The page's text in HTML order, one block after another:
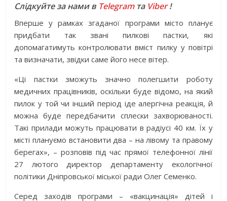
Слідкуйте за нами в Telegramта Viber!
Вперше у рамках згаданої програми місто планує
придбати так звані пилкові пастки, які
допомагатимуть контролювати вміст пилку у повітрі
та визначати, звідки саме його несе вітер.
«Ці пастки зможуть значно полегшити роботу
медичних працівників, оскільки буде відомо, на який
пилок у той чи інший період іде алергічна реакція, й
можна буде передбачити сплески захворюваності.
Такі прилади можуть працювати в радіусі 40 км. Їх у
місті плануємо встановити два – на лівому та правому
берегах», – розповів під час прямої телефонної лінії
27 лютого директор департаменту екологічної
політики Дніпровської міської ради Олег Семенко.
Серед заходів програми – «вакцинація» дітей і